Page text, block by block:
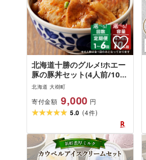
北海道十勝のグルメ!ホエー
豚の豚丼セット(4人前/10人
前)(全1回/全3回/全6回)_ 豚
ロース 肩ロース たれ 丼 惣
菜 おかず 簡単調理 便利 北
海道 大樹町 ギフト プレゼ
ント 冷凍 送料無料 [配送不
可地域:離島][G1396942]
北海道 大樹町
寄付金額 9,000 円
5.0 (4件)